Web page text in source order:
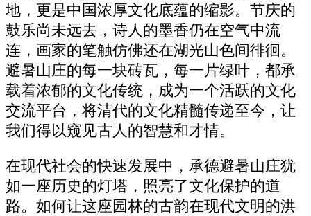
地，更是中国浓厚文化底蕴的缩影。节庆的
鼓乐尚未远去，诗人的墨香仍在空气中流
连，画家的笔触仿佛还在湖光山色间徘徊。
避暑山庄的每一块砖瓦，每一片绿叶，都承
载着浓郁的文化传统，成为一个活跃的文化
交流平台，将清代的文化精髓传递至今，让
我们得以窥见古人的智慧和才情。
在现代社会的快速发展中，承德避暑山庄犹
如一座历史的灯塔，照亮了文化保护的道
路。如何让这座园林的古韵在现代文明的洪